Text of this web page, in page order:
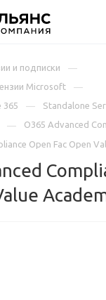
и подписки
Microsoft
365
Standalone
O365 Advanced
Open Fac Open